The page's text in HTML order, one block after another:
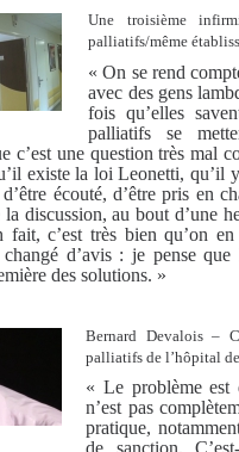
Une troisième
palliatifs/même
« On se rend
avec des gens
fois qu’elles
palliatifs se
c’est une question très mal
existe la loi Leonetti, qu’il
écouté, d’être pris en
discussion, au bout d’une
c’est très bien qu’on
d’avis : je pense que
des solutions. »
Bernard Devalois –
palliatifs de l’hôpital
« Le problème est
n’est pas
pratique,
de sanction.